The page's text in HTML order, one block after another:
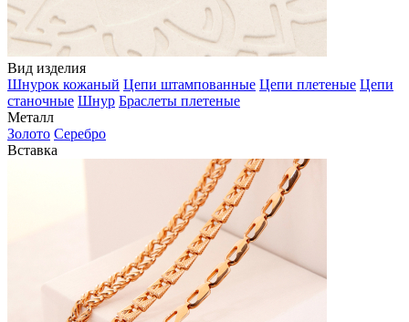
Вид изделия
Шнурок кожаный Цепи штампованные Цепи плетеные Цепи
станочные Шнур Браслеты плетеные
Металл
Золото Серебро
Вставка